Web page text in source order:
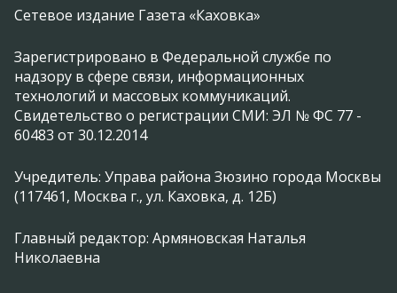
Сетевое издание Газета «Каховка»
Зарегистрировано в Федеральной службе по
надзору в сфере связи, информационных
технологий и массовых коммуникаций.
Свидетельство о регистрации СМИ: ЭЛ № ФС 77 -
60483 от 30.12.2014
Учредитель: Управа района Зюзино города Москвы
(117461, Москва г., ул. Каховка, д. 12Б)
Главный редактор: Армяновская Наталья
Николаевна